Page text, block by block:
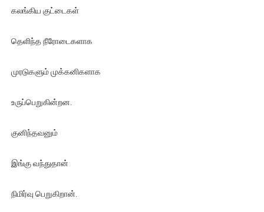
கலங்கிய குட்டைகள்
தெளிந்த நீரோடைகளாக
முரடுகளும் முக்கனிகளாக
உருப்பெறுகின்றன.
குனிந்தவனும்
இங்கு வந்துதான்
நிமிர்வு பெறுகிறான்.